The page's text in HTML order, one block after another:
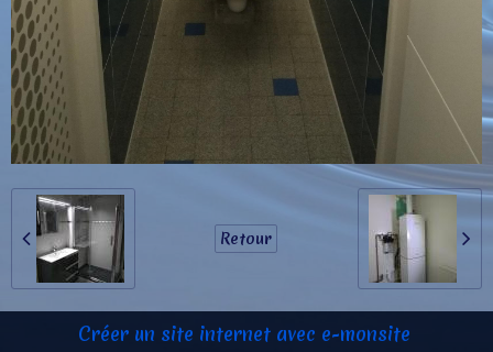
Retour
Créer un site internet avec e-monsite